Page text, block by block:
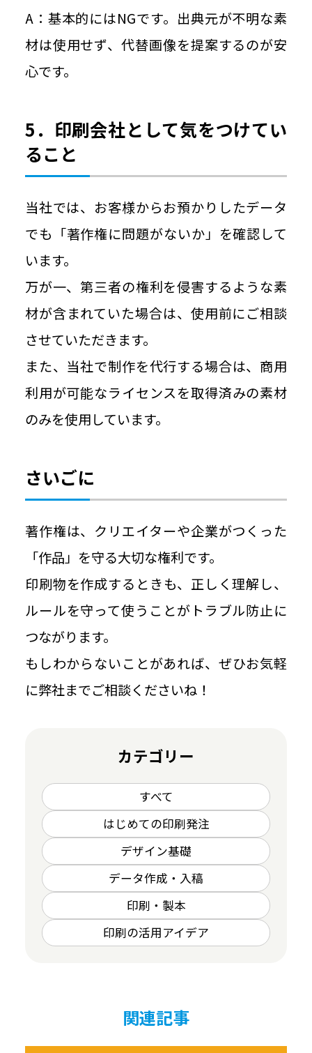
A：基本的にはNGです。出典元が不明な素
材は使用せず、代替画像を提案するのが安
心です。
5．印刷会社として気をつけてい
ること
当社では、お客様からお預かりしたデータ
でも「著作権に問題がないか」を確認して
います。
万が一、第三者の権利を侵害するような素
材が含まれていた場合は、使用前にご相談
させていただきます。
また、当社で制作を代行する場合は、商用
利用が可能なライセンスを取得済みの素材
のみを使用しています。
さいごに
著作権は、クリエイターや企業がつくった
「作品」を守る大切な権利です。
印刷物を作成するときも、正しく理解し、
ルールを守って使うことがトラブル防止に
つながります。
もしわからないことがあれば、ぜひお気軽
に弊社までご相談くださいね！
カテゴリー
すべて
はじめての印刷発注
デザイン基礎
データ作成・入稿
印刷・製本
印刷の活用アイデア
関連記事